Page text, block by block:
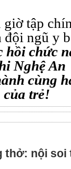
tập
ngũ y
chức
Nghệ An
cùng
của trẻ!
thở: nội soi